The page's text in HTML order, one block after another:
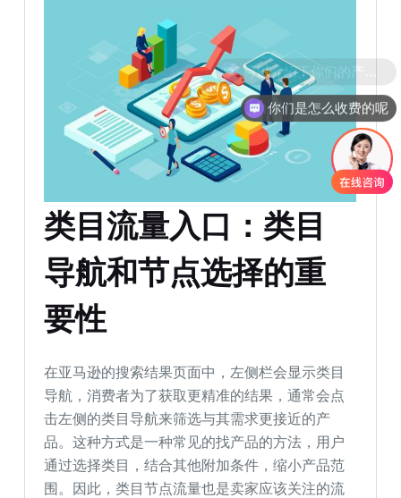
类目流量入口：类目
导航和节点选择的重
要性
在亚马逊的搜索结果页面中，左侧栏会显示类目
导航，消费者为了获取更精准的结果，通常会点
击左侧的类目导航来筛选与其需求更接近的产
品。这种方式是一种常见的找产品的方法，用户
通过选择类目，结合其他附加条件，缩小产品范
围。因此，类目节点流量也是卖家应该关注的流
你们是怎么收费的呢